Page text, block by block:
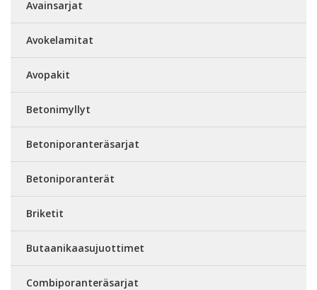
Avainsarjat
Avokelamitat
Avopakit
Betonimyllyt
Betoniporanteräsarjat
Betoniporanterät
Briketit
Butaanikaasujuottimet
Combiporanteräsarjat